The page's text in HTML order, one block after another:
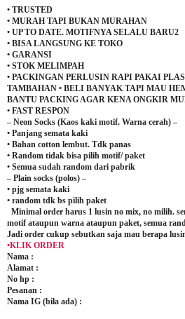
• TRUSTED
• MURAH TAPI BUKAN MURAHAN
• UP TO DATE. MOTIFNYA SELALU BARU2
• BISA LANGSUNG KE TOKO
• GARANSI
• STOK MELIMPAH
• PACKINGAN PERLUSIN RAPI PAKAI
TAMBAHAN • BELI BANYAK TAPI MAU
BANTU PACKING AGAR KENA ONGKIR
• FAST RESPON
– Neon Socks (Kaos kaki motif. Warna cerah) –
• Panjang semata kaki
• Bahan cotton lembut. Tdk panas
• Random tidak bisa pilih motif/ paket
• Semua sudah random dari pabrik
– Plain socks (polos) –
• pjg semata kaki
• random tdk bs pilih paket
Minimal order harus 1 lusin no mix, no milih.
motif ataupun warna ataupun paket, semua
Jadi order cukup sebutkan saja mau berapa
•KLIK ORDER
Nama :
Alamat :
No hp :
Pesanan :
Nama IG (bila ada) :